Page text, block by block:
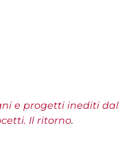
e progetti inediti dal
Il ritorno.